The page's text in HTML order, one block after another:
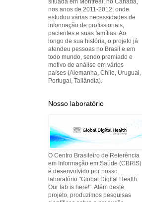
situada em Montréal, no Canadá,
nos anos de 2011-2012, onde
estudou várias necessidades de
informação de profissionais,
pacientes e suas famílias. Ao
longo de sua história, o projeto já
atendeu pessoas no Brasil e em
todo mundo, sendo premiado e
motivo de análise em vários
países (Alemanha, Chile, Uruguai,
Portugal, Tailândia).
Nosso laboratório
O Centro Brasileiro de Referência
em Informação em Saúde (CBRIS)
é desenvolvido por nosso
laboratório "Global Digital Health:
Our lab is here!". Além deste
projeto, produzimos pesquisas